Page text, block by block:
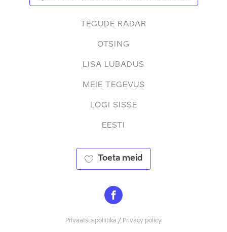
TEGUDE RADAR
OTSING
LISA LUBADUS
MEIE TEGEVUS
LOGI SISSE
EESTI
Toeta meid
Privaatsuspoliitika / Privacy policy